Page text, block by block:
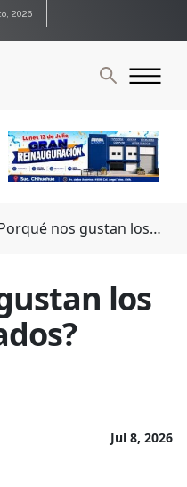
2026
nos gustan los
los
Jul 8, 2026